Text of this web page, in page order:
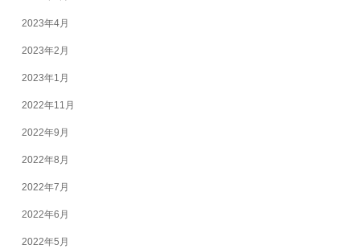
2023年4月
2023年2月
2023年1月
2022年11月
2022年9月
2022年8月
2022年7月
2022年6月
2022年5月